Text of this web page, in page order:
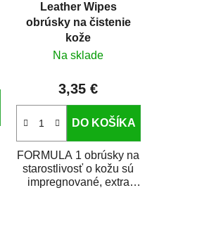
Leather Wipes
obrúsky na čistenie
kože
Na sklade
3,35 €
DO KOŠÍKA
FORMULA 1 obrúsky na
starostlivosť o kožu sú
impregnované, extra